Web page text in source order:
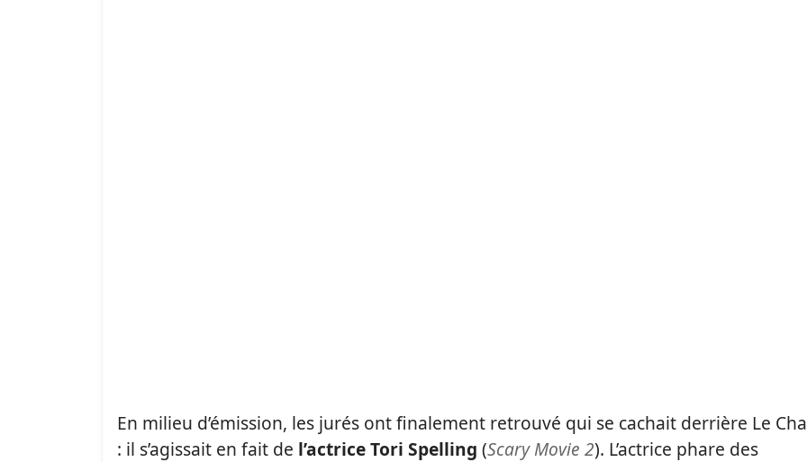
En milieu d’émission, les jurés ont finalement retrouvé qui se cachait derrière Le
: il s’agissait en fait de l’actrice Tori Spelling (Scary Movie 2). L’actrice phare des